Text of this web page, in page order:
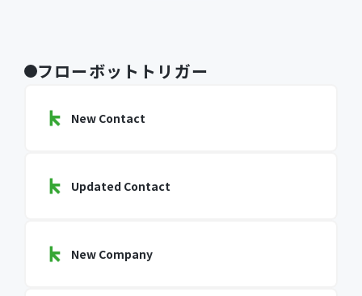
フローボットトリガー
New Contact
Updated Contact
New Company